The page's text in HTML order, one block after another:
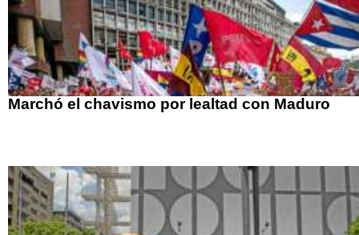
Marchó el chavismo por lealtad con Maduro